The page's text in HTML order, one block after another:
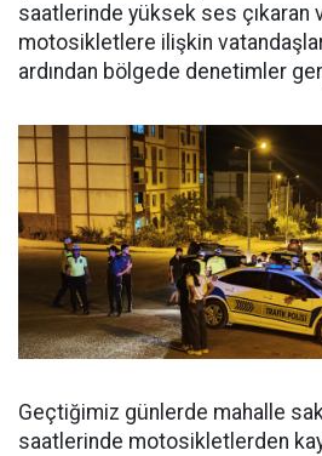
saatlerinde yüksek ses çıkaran
motosikletlere ilişkin
ardından bölgede denetimler
Geçtiğimiz günlerde mahalle
saatlerinde motosikletlerden